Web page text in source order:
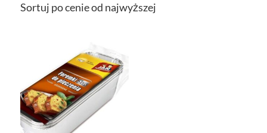
Sortuj po cenie od najwyższej